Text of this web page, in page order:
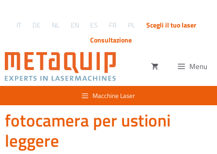
contenuto
IT DE NL EN ES FR PL
Scegli il tuo laser
Consultazione
Menu
Macchine Laser
fotocamera per ustioni
leggere